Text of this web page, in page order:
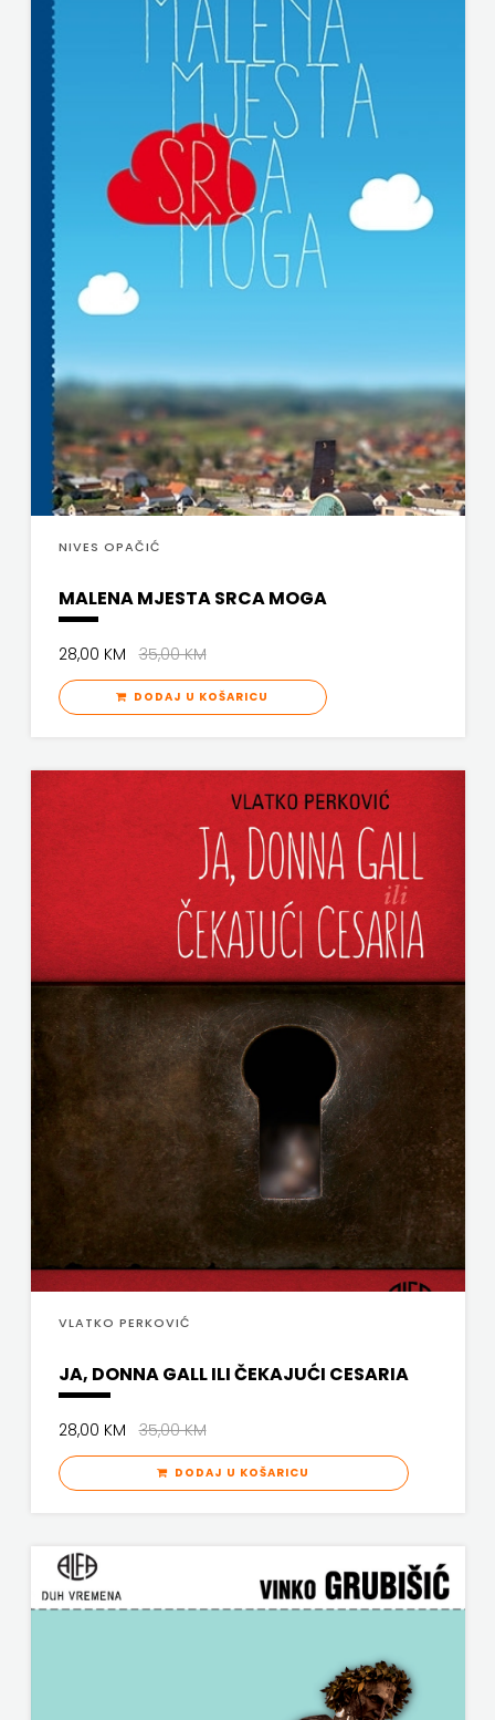
VORTO
PALABRA
ZNANJE
NIVES OPAČIĆ
MALENA MJESTA SRCA MOGA
28,00 KM35,00 KM
DODAJ U KOŠARICU
VLATKO PERKOVIĆ
JA, DONNA GALL ILI ČEKAJUĆI CESARIA
28,00 KM35,00 KM
DODAJ U KOŠARICU